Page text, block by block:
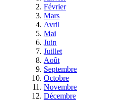
Février
Mars
Avril
Mai
Juin
Juillet
Août
Septembre
Octobre
Novembre
Décembre